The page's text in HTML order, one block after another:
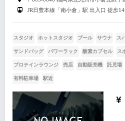
JR日豊本線「南小倉」駅 出入口 徒歩
スタジオ ホットスタジオ プール サウナ ス
サンドバッグ パワーラック 酸素カプセル ス
プロテインラウンジ 売店 自動販売機 託児場
有料駐車場 駅近